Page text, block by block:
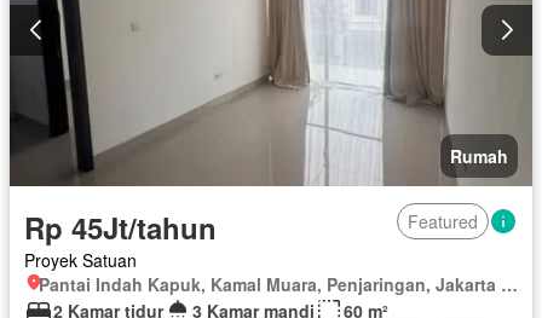
Rumah
Rp 45Jt/tahun
Featured
Proyek Satuan
Pantai Indah Kapuk, Kamal Muara, Penjaringan, Jakarta Utara, Daerah Khusus Ibukota Jakarta
2 Kamar tidur
3 Kamar mandi
60 m²